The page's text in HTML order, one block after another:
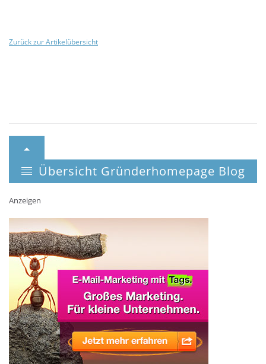
Zurück zur Artikelübersicht
Übersicht Gründerhomepage Blog
Anzeigen